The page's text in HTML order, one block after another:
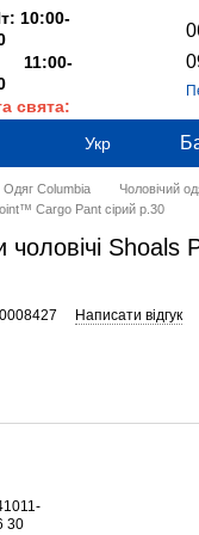
10:00-
свята:
Укр
Одяг Columbia Чоловічий
Cargo Pant сірий р.30
Shoals
Написати відгук